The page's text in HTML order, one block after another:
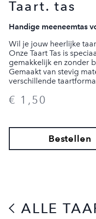
Taart. tas
Handige meeneemtas
Wil je jouw heerlijke
Onze Taart Tas is
gemakkelijk en zonder
Gemaakt van stevig
verschillende
€ 1,50
Bestellen
ALLE